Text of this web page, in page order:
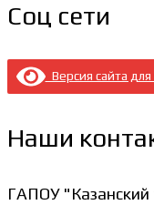
Соц сети
Версия сайта
Наши
ГАПОУ "Казанский